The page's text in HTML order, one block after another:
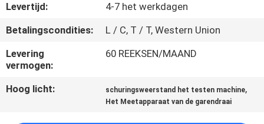
NIEUWS
VERZOEK
OM EEN
CITAAT
Levertijd:
4-7 het werkdagen
Betalingscondities:
L / C, T / T, Western Union
Levering
vermogen:
60 REEKSEN/MAAND
Hoog licht: schuringsweerstand het testen machine,
Het Meetapparaat van de garendraai